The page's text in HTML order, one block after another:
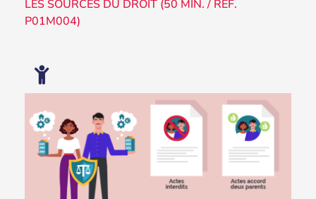
LES SOURCES DU DROIT (50 MIN. / RÉF.
P01M004)